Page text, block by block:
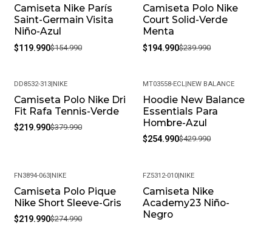
-23%
Camiseta Nike París
Saint-Germain Visita
Niño-Azul
$119.990$154.990
-19%
Camiseta Polo Nike
Court Solid-Verde
Menta
$194.990$239.990
-42%
DD8532-313| NIKE
Camiseta Polo Nike Dri
Fit Rafa Tennis-Verde
$219.990$379.990
-41%
MT03558-ECL NEW BALANCE
Hoodie New Balance
Essentials Para
Hombre-Azul
$254.990$429.990
-20%
FN3894-063| NIKE
Camiseta Polo Pique
Nike Short Sleeve-Gris
$219.990$274.990
-25%
FZ5312-010 NIKE
Camiseta Nike
Academy23 Niño-
Negro